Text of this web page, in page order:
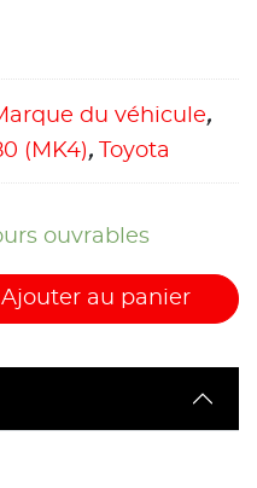
du véhicule,
(MK4), Toyota
ouvrables
Ajouter au panier